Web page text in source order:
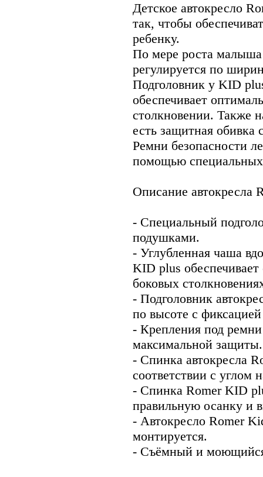
Детское автокресло
так, чтобы
ребенку.
По мере роста малыша
регулируется по
Подголовник у KID
обеспечивает
столкновении. Также
есть защитная обивка
Ремни безопасности
помощью
Описание автокресла
- Специальный
подушками.
- Углубленная чаша
KID plus
боковых
- Подголовник
по высоте с
- Крепления под
максимальной защиты.
- Спинка автокресла
соответствии с углом
- Спинка Romer KID
правильную осанку и
- Автокресло Romer
монтируется.
- Съёмный и моющийся